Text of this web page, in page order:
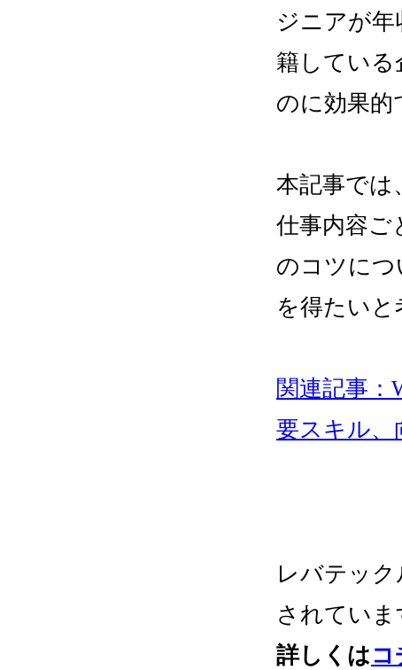
ジニアが年
籍している
のに効果的
本記事では
仕事内容ご
のコツにつ
を得たいと
関連記事：
要スキル、
レバテッ
されていま
詳しくはコ